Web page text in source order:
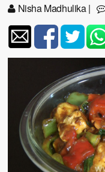
Nisha Madhulika|